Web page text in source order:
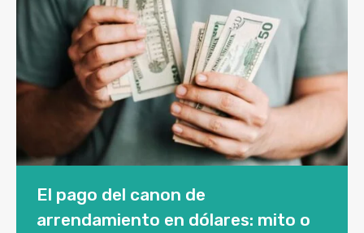
El pago del canon de
arrendamiento en dólares: mito o